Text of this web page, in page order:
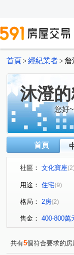
首頁 > 經紀業者 > 詹
沐澄
您好
首頁
社區： 文化寶座(2)
皇家社區
用途： 住宅(9)
格局： 2房(2)
售金： 400-800萬
共有5個符合要求的房